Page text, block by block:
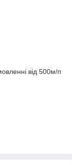
від 500м/п